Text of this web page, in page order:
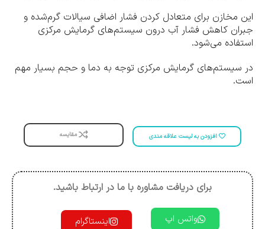
این مخازن برای متعادل کردن فشار اضافی سیالات گرم‌شده و
جبران کاهش فشار آب درون سیستم‌های گرمایش مرکزی
استفاده می‌شود.
در سیستم‌های گرمایش مرکزی توجه به دما و حجم بسیار مهم
است.
افزودن به لیست علاقه مندی مقایسه
برای دریافت مشاوره با ما در ارتباط باشید.
واتس اپ اینستاگرام